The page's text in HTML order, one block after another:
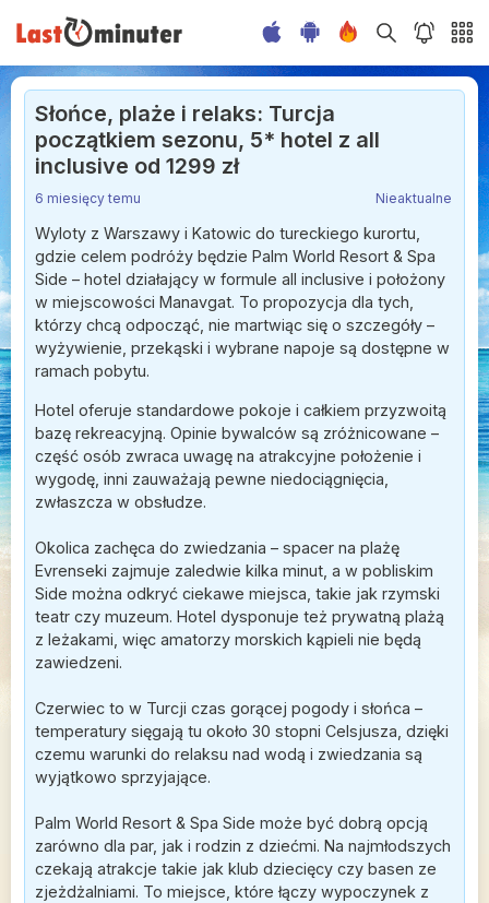
Słońce, plaże i relaks: Turcja
początkiem sezonu, 5* hotel z all
inclusive od 1299 zł
6 miesięcy temu Nieaktualne
Wyloty z Warszawy i Katowic do tureckiego kurortu,
gdzie celem podróży będzie Palm World Resort & Spa
Side – hotel działający w formule all inclusive i położony
w miejscowości Manavgat. To propozycja dla tych,
którzy chcą odpocząć, nie martwiąc się o szczegóły –
wyżywienie, przekąski i wybrane napoje są dostępne w
ramach pobytu.
Hotel oferuje standardowe pokoje i całkiem przyzwoitą
bazę rekreacyjną. Opinie bywalców są zróżnicowane –
część osób zwraca uwagę na atrakcyjne położenie i
wygodę, inni zauważają pewne niedociągnięcia,
zwłaszcza w obsłudze.
Okolica zachęca do zwiedzania – spacer na plażę
Evrenseki zajmuje zaledwie kilka minut, a w pobliskim
Side można odkryć ciekawe miejsca, takie jak rzymski
teatr czy muzeum. Hotel dysponuje też prywatną plażą
z leżakami, więc amatorzy morskich kąpieli nie będą
zawiedzeni.
Czerwiec to w Turcji czas gorącej pogody i słońca –
temperatury sięgają tu około 30 stopni Celsjusza, dzięki
czemu warunki do relaksu nad wodą i zwiedzania są
wyjątkowo sprzyjające.
Palm World Resort & Spa Side może być dobrą opcją
zarówno dla par, jak i rodzin z dziećmi. Na najmłodszych
czekają atrakcje takie jak klub dziecięcy czy basen ze
zjeżdżalniami. To miejsce, które łączy wypoczynek z